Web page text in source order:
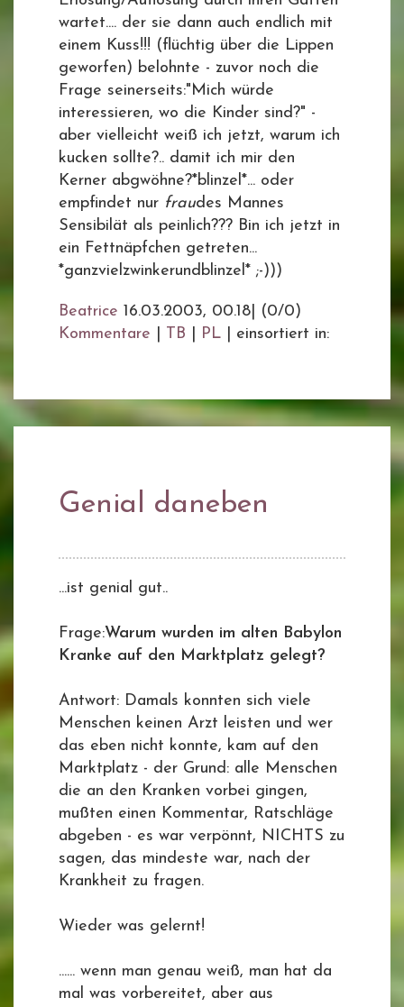
wartet.... der sie dann auch endlich mit
einem Kuss!!! (flüchtig über die Lippen
geworfen) belohnte - zuvor noch die
Frage seinerseits:"Mich würde
interessieren, wo die Kinder sind?" -
aber vielleicht weiß ich jetzt, warum ich
kucken sollte?.. damit ich mir den
Kerner abgwöhne?*blinzel*... oder
empfindet nur fraudes Mannes
Sensibilät als peinlich??? Bin ich jetzt in
ein Fettnäpfchen getreten...
*ganzvielzwinkerundblinzel* ;-)))
Beatrice 16.03.2003, 00.18
(0/0)
Kommentare
TB PL einsortiert in:
Genial daneben
...ist genial gut..
Frage:Warum wurden im alten Babylon
Kranke auf den Marktplatz gelegt?
Antwort: Damals konnten sich viele
Menschen keinen Arzt leisten und wer
das eben nicht konnte, kam auf den
Marktplatz - der Grund: alle Menschen
die an den Kranken vorbei gingen,
mußten einen Kommentar, Ratschläge
abgeben - es war verpönnt, NICHTS zu
sagen, das mindeste war, nach der
Krankheit zu fragen.
Wieder was gelernt!
...... wenn man genau weiß, man hat da
mal was vorbereitet, aber aus